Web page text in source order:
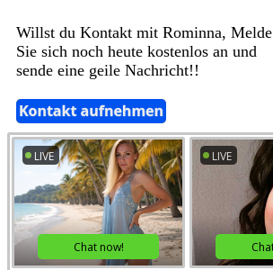
Willst du Kontakt mit Rominna, Melde
Sie sich noch heute kostenlos an und
sende eine geile Nachricht!!